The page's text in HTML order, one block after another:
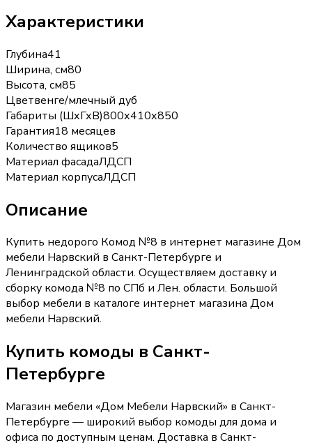
Характеристики
Глубина41
Ширина, см80
Высота, см85
Цветвенге/млечный дуб
Габариты (ШхГхВ)800х410х850
Гарантия18 месяцев
Количество ящиков5
Материал фасадаЛДСП
Материал корпусаЛДСП
Описание
Купить недорого Комод №8 в интернет магазине Дом
мебели Нарвский в Санкт-Петербурге и
Ленинградской области. Осуществляем доставку и
сборку комода №8 по СПб и Лен. области. Большой
выбор мебели в каталоге интернет магазина Дом
мебели Нарвский.
Купить комоды в Санкт-
Петербурге
Магазин мебели «Дом Мебели Нарвский» в Санкт-
Петербурге — широкий выбор комоды для дома и
офиса по доступным ценам. Доставка в Санкт-